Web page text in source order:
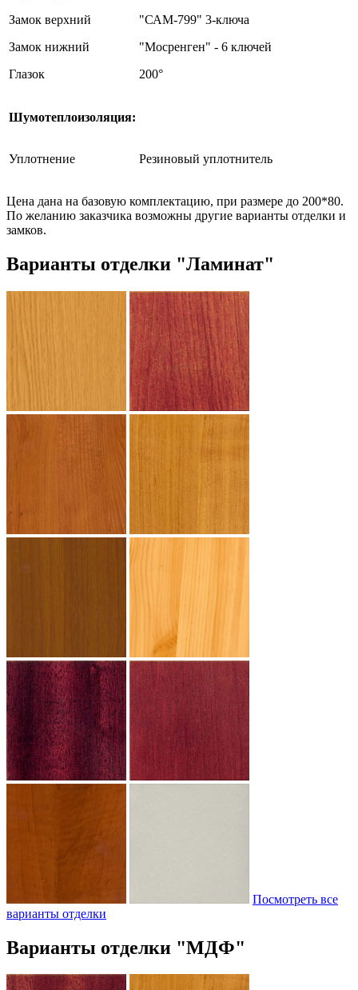
Замок верхний
Замок нижний
Глазок
"САМ-799" 3-ключа
"Мосренген" - 6 ключей
200°
Шумотеплоизоляция:
Уплотнение Резиновый уплотнитель
Цена дана на базовую комплектацию, при размере до 200*80.
По желанию заказчика возможны другие варианты отделки и
замков.
Варианты отделки "Ламинат"
Посмотреть все
варианты отделки
Варианты отделки "МДФ"